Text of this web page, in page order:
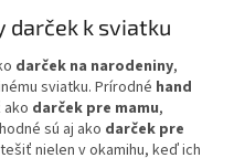
darček k sviatku
darček na narodeniny,
sviatku. Prírodné hand
darček pre mamu,
sú aj ako darček pre
nielen v okamihu, keď ich